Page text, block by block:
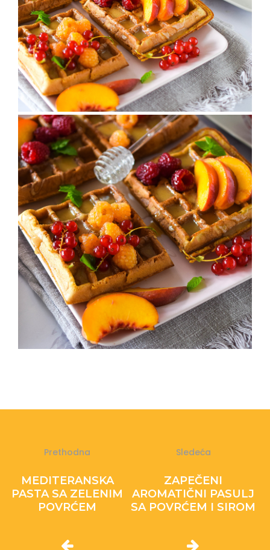
Prethodna
MEDITERANSKA
PASTA SA ZELENIM
POVRĆEM
Sledeća
ZAPEČENI
AROMATIČNI PASULJ
SA POVRĆEM I SIROM